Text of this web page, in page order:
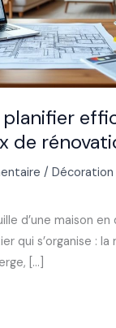
de
/Décoration
d’une maison en
qui s’organise :
[…]